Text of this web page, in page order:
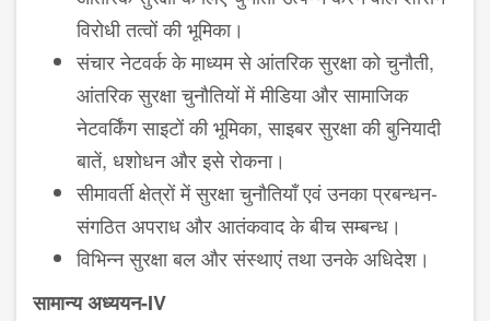
विरोधी तत्वों की भूमिका।
संचार नेटवर्क के माध्यम से आंतरिक सुरक्षा को चुनौती,
आंतरिक सुरक्षा चुनौतियों में मीडिया और सामाजिक
नेटवर्किंग साइटों की भूमिका, साइबर सुरक्षा की बुनियादी
बातें, धशोधन और इसे रोकना।
सीमावर्ती क्षेत्रों में सुरक्षा चुनौतियाँ एवं उनका प्रबन्धन-
संगठित अपराध और आतंकवाद के बीच सम्बन्ध।
विभिन्न सुरक्षा बल और संस्थाएं तथा उनके अ​धिदेश।
सामान्य अध्ययन-IV